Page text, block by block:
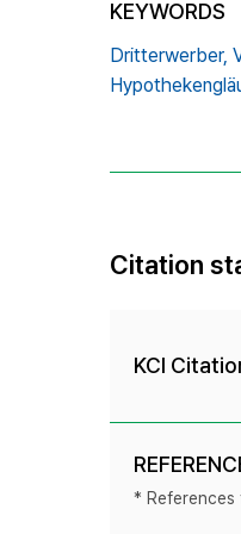
KEYWORDS
Dritterwerber,
Citation
KCI
* References